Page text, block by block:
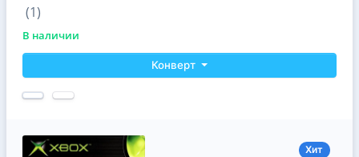
(1)
В наличии
Конверт
Хит